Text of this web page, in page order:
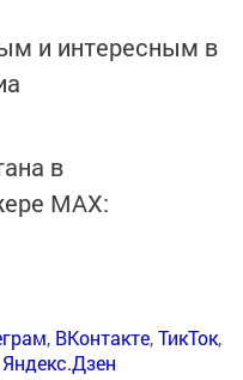
и интересным в
в
MАХ:
, ВКонтакте,ТикТок,
Яндекс.Дзен